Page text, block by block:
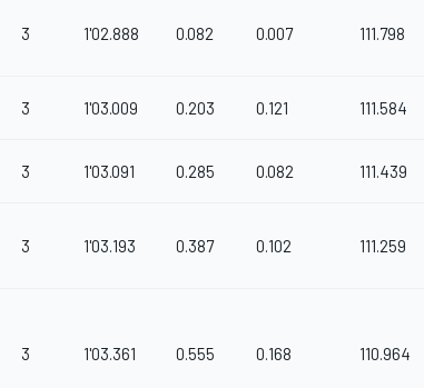
3 1'02.888 0.082 0.007 111.798
3 1'03.009 0.203 0.121 111.584
3 1'03.091 0.285 0.082 111.439
3 1'03.193 0.387 0.102 111.259
3 1'03.361 0.555 0.168 110.964